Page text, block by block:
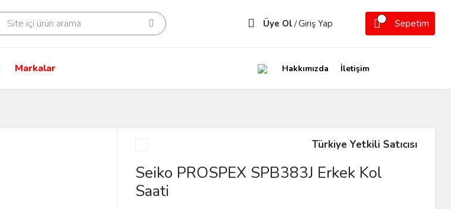
Üye Ol /Giriş Yap Sepetim
Markalar Hakkımızda İletişim
Türkiye Yetkili Satıcısı
Seiko PROSPEX SPB383J Erkek Kol
Saati